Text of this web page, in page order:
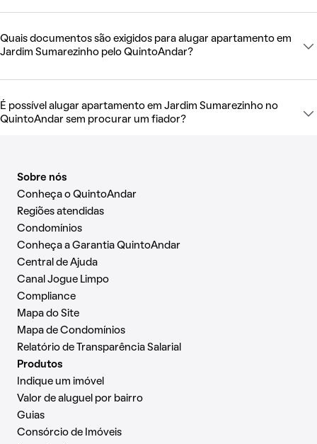
Quais documentos são exigidos para alugar apartamento em
Jardim Sumarezinho pelo QuintoAndar?
É possível alugar apartamento em Jardim Sumarezinho no
QuintoAndar sem procurar um fiador?
Sobre nós
Conheça o QuintoAndar
Regiões atendidas
Condomínios
Conheça a Garantia QuintoAndar
Central de Ajuda
Canal Jogue Limpo
Compliance
Mapa do Site
Mapa de Condomínios
Relatório de Transparência Salarial
Produtos
Indique um imóvel
Valor de aluguel por bairro
Guias
Consórcio de Imóveis